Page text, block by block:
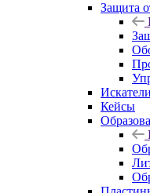
Защита
Искатели
Кейсы